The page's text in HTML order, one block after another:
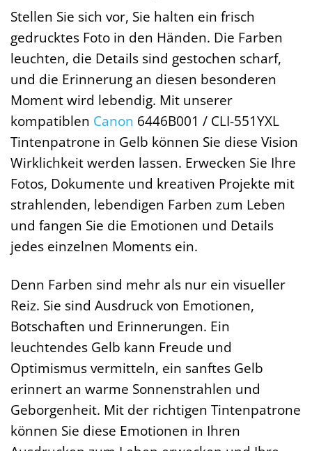
Stellen Sie sich vor, Sie halten ein frisch
gedrucktes Foto in den Händen. Die Farben
leuchten, die Details sind gestochen scharf,
und die Erinnerung an diesen besonderen
Moment wird lebendig. Mit unserer
kompatiblen Canon 6446B001 / CLI-551YXL
Tintenpatrone in Gelb können Sie diese Vision
Wirklichkeit werden lassen. Erwecken Sie Ihre
Fotos, Dokumente und kreativen Projekte mit
strahlenden, lebendigen Farben zum Leben
und fangen Sie die Emotionen und Details
jedes einzelnen Moments ein.
Denn Farben sind mehr als nur ein visueller
Reiz. Sie sind Ausdruck von Emotionen,
Botschaften und Erinnerungen. Ein
leuchtendes Gelb kann Freude und
Optimismus vermitteln, ein sanftes Gelb
erinnert an warme Sonnenstrahlen und
Geborgenheit. Mit der richtigen Tintenpatrone
können Sie diese Emotionen in Ihren